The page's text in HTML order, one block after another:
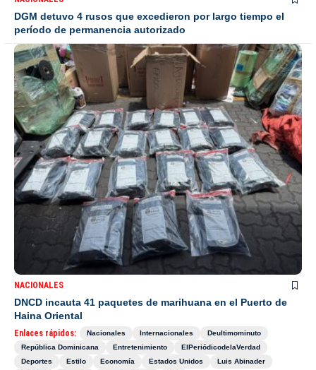
DGM detuvo 4 rusos que excedieron por largo tiempo el
período de permanencia autorizado
NACIONALES
DNCD incauta 41 paquetes de marihuana en el Puerto de
Haina Oriental
Enlaces rápidos: Nacionales Internacionales
Deultimominuto
República Dominicana
Entretenimiento
ElPeriódicodelaVerdad
Deportes
Estilo Economía Estados Unidos
Luis Abinader